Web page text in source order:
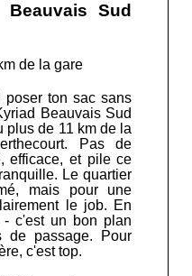
Sud
de la gare
poser ton sac sans
Beauvais Sud
plus de 11 km de la
Pas de
efficace, et pile ce
Le quartier
mais pour une
le job. En
c'est un bon plan
de passage. Pour
c'est top.